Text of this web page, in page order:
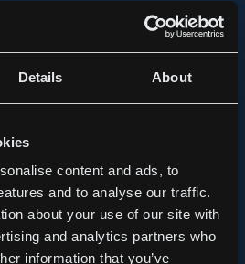
Details About
content and ads, to
and to analyse our traffic.
about your use of our site with
and analytics partners who
information that you’ve